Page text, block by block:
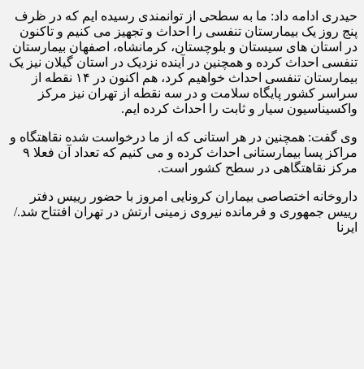
حیدری ادامه داد: ما به سطحی از توانمندی رسیده ایم که در ظرف
پنج روز یک بیمارستان تنفسی را احداث و تجهیز می کنیم و تاکنون
در استان های سیستان و بلوچستان، کرمانشاه، اصفهان بیمارستان
تنفسی احداث کرده و همچنین در آینده نزدیک در استان گیلان نیز یک
بیمارستان تنفسی احداث خواهیم کرد، هم اکنون در ۱۴ نقطه از
سراسر کشور پایگاه سلامت و در سه نقطه از تهران نیز مرکز
واکسیناسیون سیار و ثابت را احداث کرده ایم.
وی گفت: همچنین در هر استانی که از ما درخواست شده نقاهتگاه و
مراکز پسا بیمارستانی احداث کرده و می کنیم که تعداد آن فعلا ۹
مرکز نقاهتگاهی در سطح کشور است.
داروخانه اختصاصی بیماران کرونایی امروز با حضور رییس دفتر
رییس جمهوری و فرمانده نیروی زمینی ارتش در تهران افتتاح شد./
ایرنا